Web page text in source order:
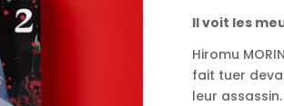
Il voit les
Hiromu
fait tuer
leur assassin.